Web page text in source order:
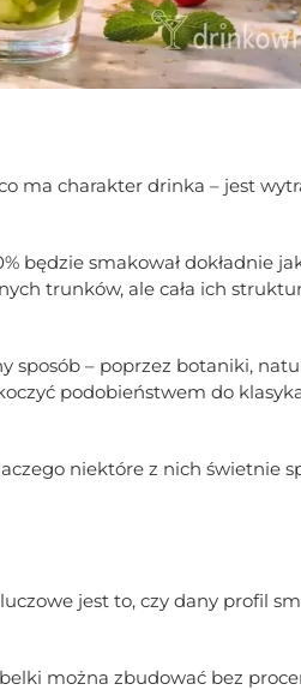
ma charakter drinka – jest
będzie smakował dokładnie
trunków, ale cała ich
sposób – poprzez botaniki,
podobieństwem do
niektóre z nich świetnie
jest to, czy dany profil
można zbudować bez